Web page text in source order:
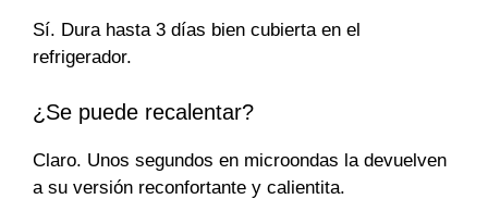
Sí. Dura hasta 3 días bien cubierta en el
refrigerador.
¿Se puede recalentar?
Claro. Unos segundos en microondas la devuelven
a su versión reconfortante y calientita.